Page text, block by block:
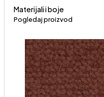
Materijali i boje
Pogledaj proizvod